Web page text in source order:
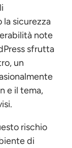
sicurezza
note
sfrutta
un
e il tema,
rischio
di